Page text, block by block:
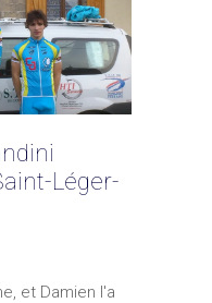
Léger-
et Damien l'a